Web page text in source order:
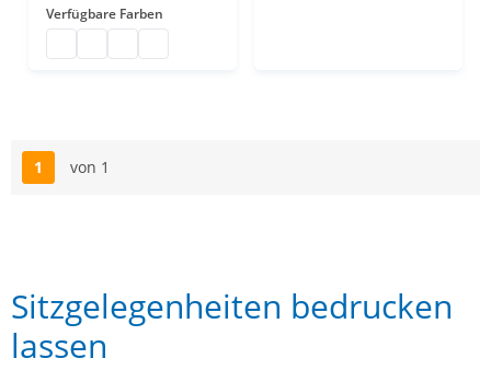
Verfügbare Farben
Seite
1 von 1
Sitzgelegenheiten bedrucken
lassen